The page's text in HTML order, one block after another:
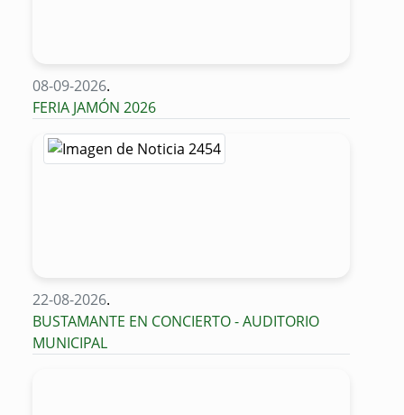
08-09-2026.
FERIA JAMÓN 2026
22-08-2026.
BUSTAMANTE EN CONCIERTO - AUDITORIO
MUNICIPAL